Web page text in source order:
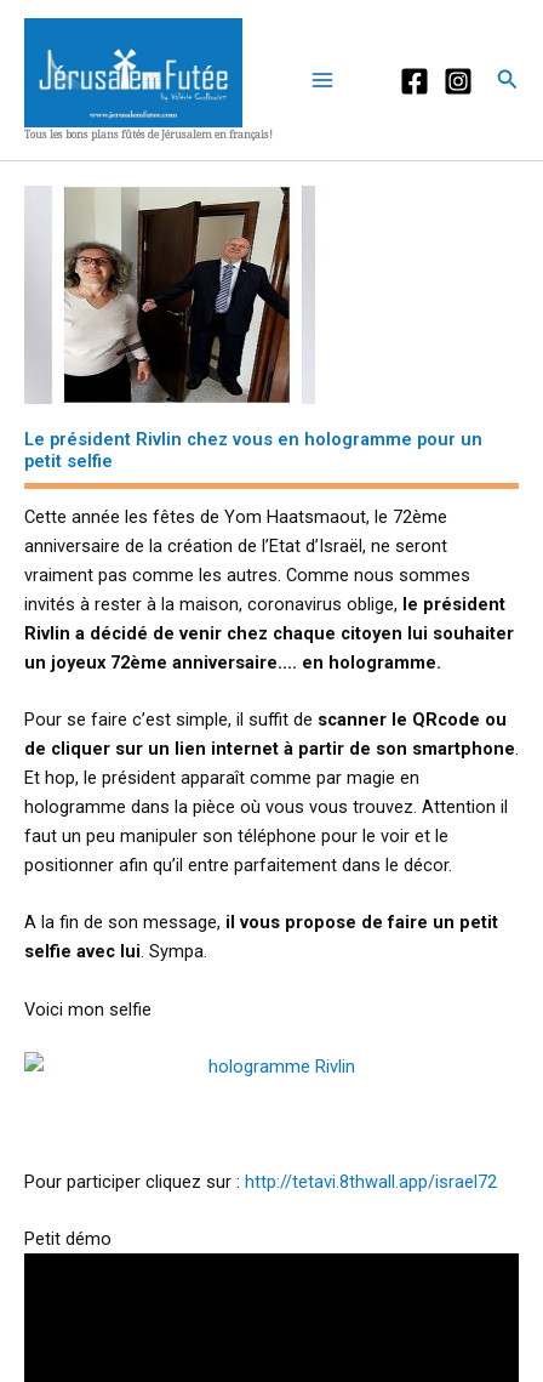
Aller
contenu
Tous les bons plans fûtés de Jérusalem en français!
Le président Rivlin chez vous en hologramme pour un
petit selfie
Cette année les fêtes de Yom Haatsmaout, le 72ème
anniversaire de la création de l’Etat d’Israël, ne seront
vraiment pas comme les autres. Comme nous sommes
invités à rester à la maison, coronavirus oblige, le président
Rivlin a décidé de venir chez chaque citoyen lui souhaiter
un joyeux 72ème anniversaire…. en hologramme.
Pour se faire c’est simple, il suffit de scanner le QRcode ou
de cliquer sur un lien internet à partir de son smartphone.
Et hop, le président apparaît comme par magie en
hologramme dans la pièce où vous vous trouvez. Attention il
faut un peu manipuler son téléphone pour le voir et le
positionner afin qu’il entre parfaitement dans le décor.
A la fin de son message, il vous propose de faire un petit
selfie avec lui. Sympa.
Voici mon selfie
Pour participer cliquez sur : http://tetavi.8thwall.app/israel72
Petit démo